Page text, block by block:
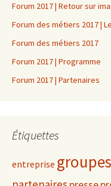
Forum 2017 | Retour sur
Forum des métiers 2017 |
Forum des métiers 2017
Forum 2017 | Programme
Forum 2017 | Partenaires
Étiquettes
entreprise groupes